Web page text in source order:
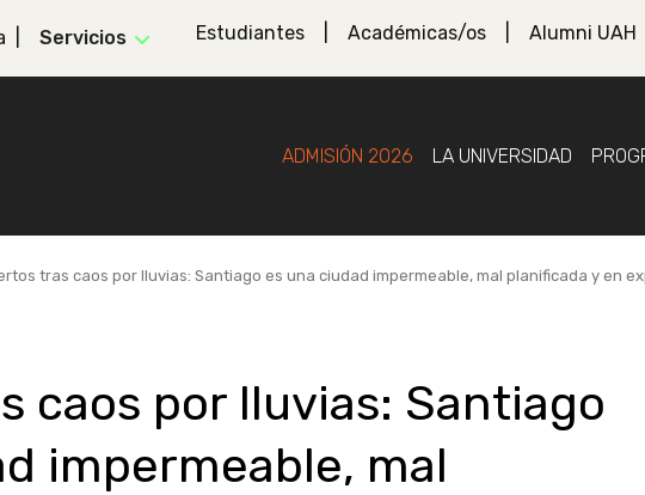
Servicios Estudiantes Académicas/os Alumni UAH
ADMISIÓN 2026 LA UNIVERSIDAD
tras caos por lluvias: Santiago es una ciudad impermeable, mal planificada y en
caos por lluvias: Santiago
impermeable, mal